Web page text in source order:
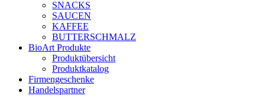
SNACKS
SAUCEN
KAFFEE
BUTTERSCHMALZ
BioArt Produkte
Produktübersicht
Produktkatalog
Firmengeschenke
Handelspartner